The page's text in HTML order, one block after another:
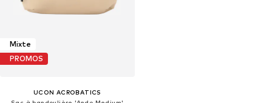
Mixte
PROMOS
UCON ACROBATICS